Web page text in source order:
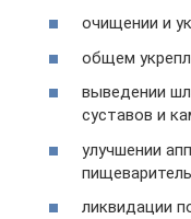
очищении и
общем
выведении
суставов и
улучшении
ликвидации